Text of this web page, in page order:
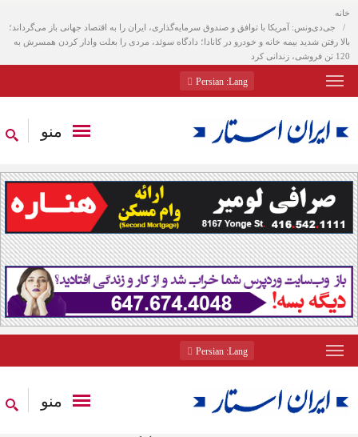
خانه
جی‌دی‌ونس: آمریکا با توافق و صندوق سرمایه‌گذاری، ایران را به اقتصاد جهانی باز می‌گرداند؛
بالا رفتن شدید بیمه خانه و خودرو در کانادا؛ دادگاه سوئد، مردی را بعلت وادار کردن همسرش به
120 تن فروشی، زندانی کرد
Lang
: Persian
منو
Lang
: Persian
منو